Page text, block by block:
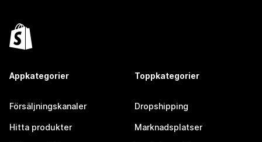
Appkategorier
Försäljningskanaler
Hitta produkter
Toppkategorier
Dropshipping
Marknadsplatser